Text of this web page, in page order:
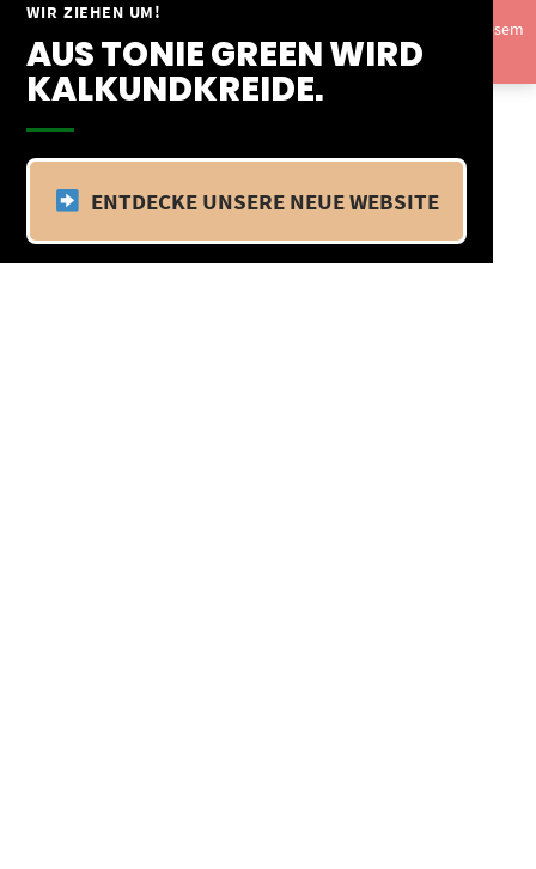
WIR ZIEHEN UM!
AUS TONIE GREEN WIRD
KALKUNDKREIDE.
ENTDECKE UNSERE NEUE WEBSITE
Springe
Inhalt
Vom 09.04.25 - 20.04.25 befinden wir uns im Betriebsurlaub. In diesem
Zeitraum findet kein Versand statt.Ausblenden